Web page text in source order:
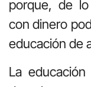
porque, de
con dinero
educación de
La